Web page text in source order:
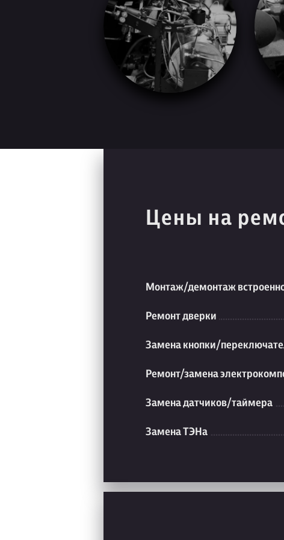
Цены на
Монтаж/демонтаж
Ремонт дверки
Замена кнопки/
Ремонт/замена
Замена датчиков/таймера
Замена ТЭНа